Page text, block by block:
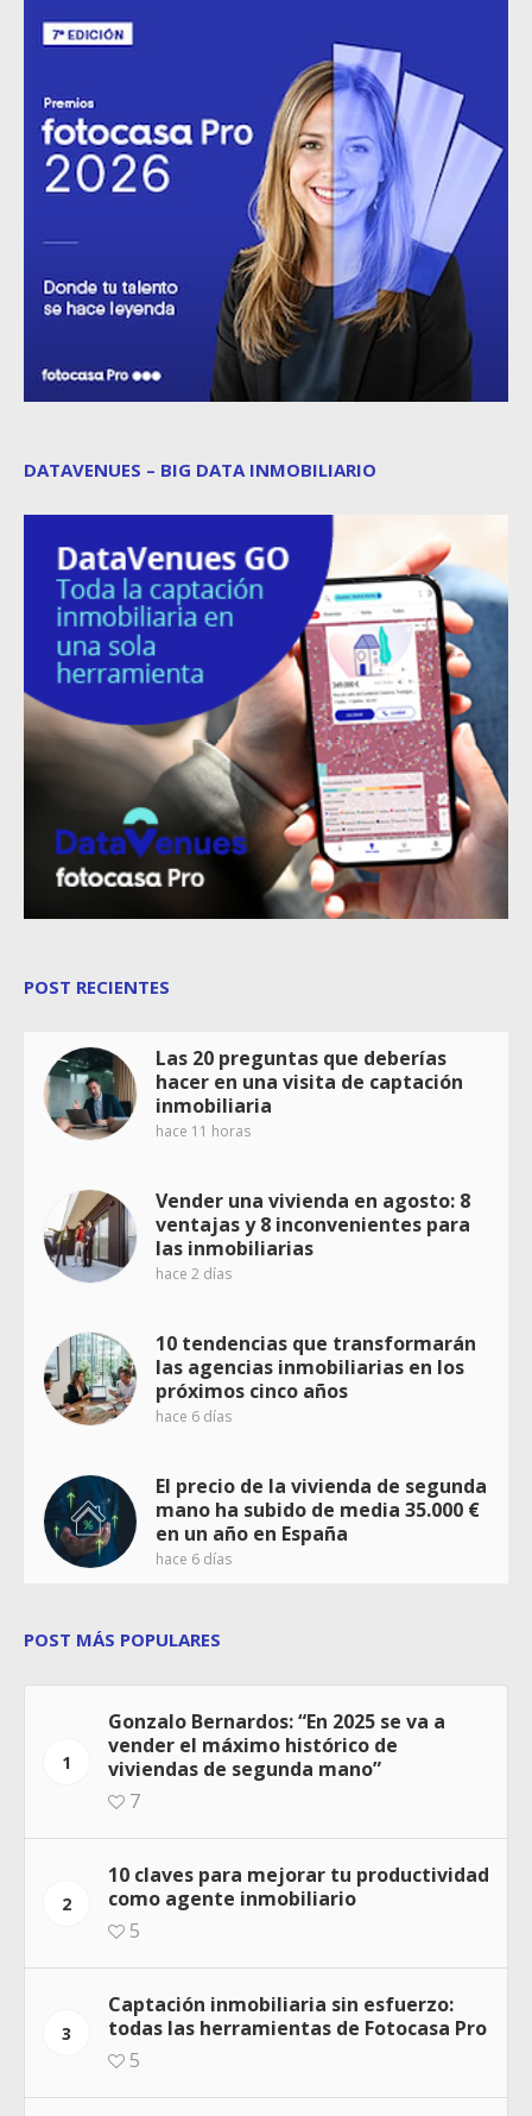
DATAVENUES – BIG DATA INMOBILIARIO
POST RECIENTES
Las 20 preguntas que deberías
hacer en una visita de captación
inmobiliaria
hace 11 horas
Vender una vivienda en agosto: 8
ventajas y 8 inconvenientes para
las inmobiliarias
hace 2 días
10 tendencias que transformarán
las agencias inmobiliarias en los
próximos cinco años
hace 6 días
El precio de la vivienda de segunda
mano ha subido de media 35.000 €
en un año en España
hace 6 días
POST MÁS POPULARES
1
Gonzalo Bernardos: “En 2025 se va a
vender el máximo histórico de
viviendas de segunda mano”
7
2
10 claves para mejorar tu productividad
como agente inmobiliario
5
3
Captación inmobiliaria sin esfuerzo:
todas las herramientas de Fotocasa Pro
5